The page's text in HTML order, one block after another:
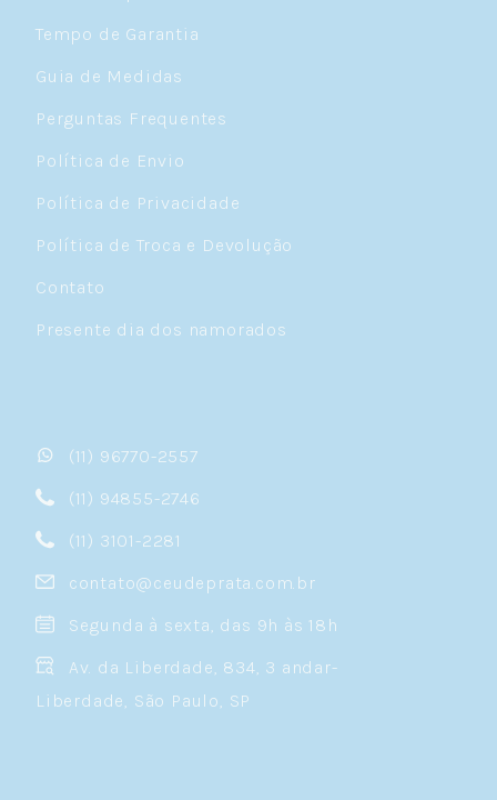
Tempo de Garantia
Guia de Medidas
Perguntas Frequentes
Política de Envio
Política de Privacidade
Política de Troca e Devolução
Contato
Presente dia dos namorados
(11) 96770-2557
(11) 94855-2746
(11) 3101-2281
contato@ceudeprata.com.br
Segunda à sexta, das 9h às 18h
Av. da Liberdade, 834, 3 andar-
Liberdade, São Paulo, SP